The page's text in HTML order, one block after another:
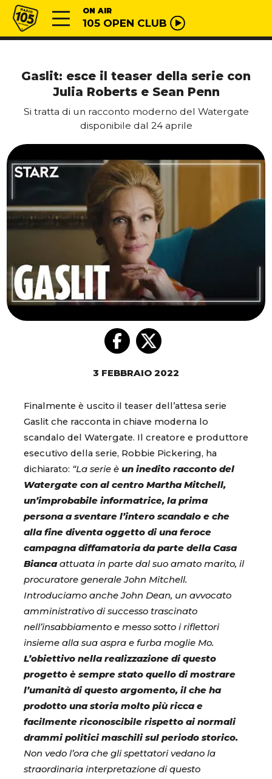
Vai al contenuto
Radio 105 ON AIR
105 OPEN CLUB
Gaslit: esce il teaser della serie con
Julia Roberts e Sean Penn
Si tratta di un racconto moderno del Watergate
disponibile dal 24 aprile
3 FEBBRAIO 2022
Finalmente è uscito il teaser dell’attesa serie
Gaslit che racconta in chiave moderna lo
scandalo del Watergate. Il creatore e produttore
esecutivo della serie, Robbie Pickering, ha
dichiarato: “La serie è un inedito racconto del
Watergate con al centro Martha Mitchell,
un’improbabile informatrice, la prima
persona a sventare l’intero scandalo e che
alla fine diventa oggetto di una feroce
campagna diffamatoria da parte della Casa
Biancaattuata in parte dal suo amato marito, il
procuratore generale John Mitchell.
Introduciamo anche John Dean, un avvocato
amministrativo di successo trascinato
nell’insabbiamento e messo sotto i riflettori
insieme alla sua aspra e furba moglie Mo.
L’obiettivo nella realizzazione di questo
progetto è sempre stato quello di mostrare
l’umanità di questo argomento, il che ha
prodotto una storia molto più ricca e
facilmente riconoscibile rispetto ai normali
drammi politici maschili sul periodo storico.
Non vedo l’ora che gli spettatori vedano la
straordinaria interpretazione di questo